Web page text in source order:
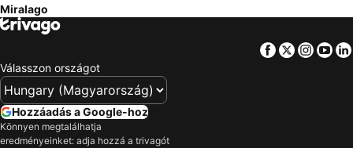
Miralago
Facebook
Twitter
Válasszon országot
Hozzáadás a Google-hoz
Könnyen megtalálhatja
eredményeinket: adja hozzá a trivagót